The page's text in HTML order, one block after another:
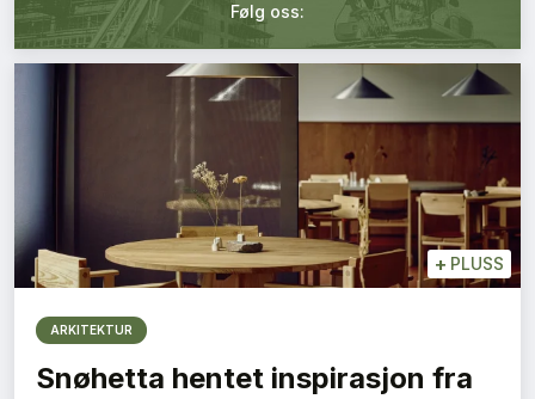
Login
Følg oss:
+ PLUSS
ARKITEKTUR
Snøhetta hentet inspirasjon fra